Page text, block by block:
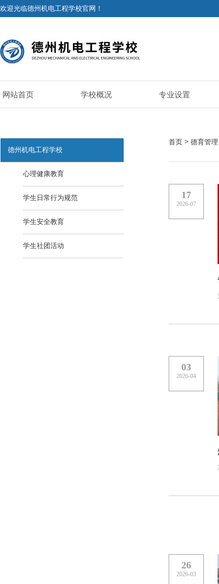
欢迎光临德州机电工程学校官网！
网站首页 学校概况 专业设置
德州机电工程学校
心理健康教育
学生日常行为规范
学生安全教育
学生社团活动
首页 > 德育管理
17
2026-07
03
2026-04
26
2026-03